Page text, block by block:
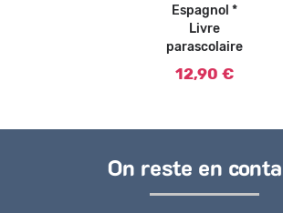
Espagnol *
Livre
parascolaire
12,90 €
On reste en